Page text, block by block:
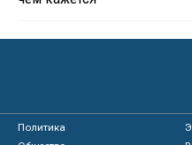
Политика